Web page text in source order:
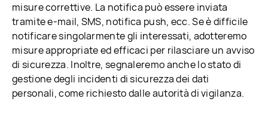
misure correttive. La notifica può essere inviata
tramite e-mail, SMS, notifica push, ecc. Se è difficile
notificare singolarmente gli interessati, adotteremo
misure appropriate ed efficaci per rilasciare un avviso
di sicurezza. Inoltre, segnaleremo anche lo stato di
gestione degli incidenti di sicurezza dei dati
personali, come richiesto dalle autorità di vigilanza.